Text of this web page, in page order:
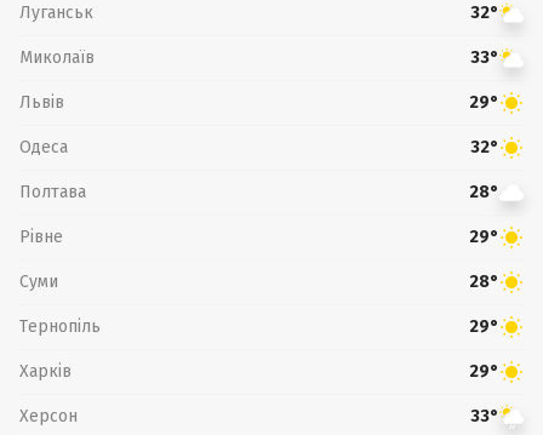
Луганськ 32°
Миколаїв 33°
Львів 29°
Одеса 32°
Полтава 28°
Рівне 29°
Суми 28°
Тернопіль 29°
Харків 29°
Херсон 33°